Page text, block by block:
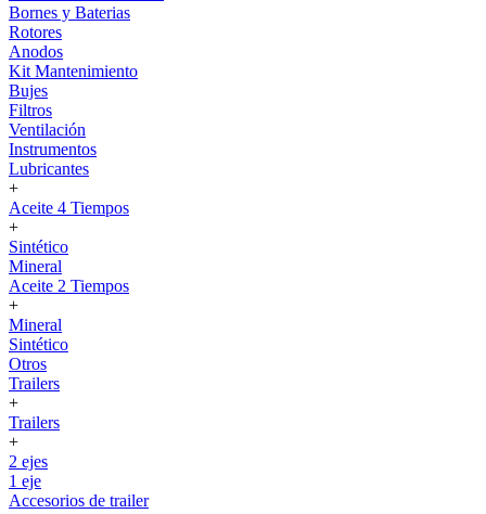
Bornes y Baterias
Rotores
Anodos
Kit Mantenimiento
Bujes
Filtros
Ventilación
Instrumentos
Lubricantes
+
Aceite 4 Tiempos
+
Sintético
Mineral
Aceite 2 Tiempos
+
Mineral
Sintético
Otros
Trailers
+
Trailers
+
2 ejes
1 eje
Accesorios de trailer